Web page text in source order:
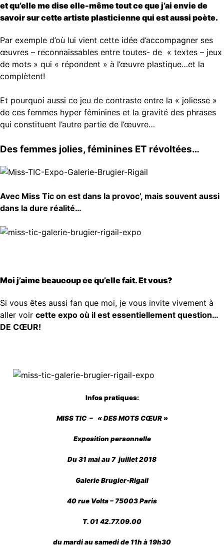
et qu’elle me dise elle-même tout ce que j’ai envie de
savoir sur cetteartiste plasticienne qui est aussi poète.
Par exemple d’où lui vient cette idée d’accompagner ses
œuvres – reconnaissables entre toutes- de « textes – jeux
de mots » qui « répondent » à l’œuvre plastique…et la
complètent!
Et pourquoi aussi ce jeu de contraste entre la « joliesse »
de ces femmes hyper féminines et la gravité des phrases
qui constituent l’autre partie de l’œuvre…
Des femmes jolies, féminines ET révoltées…
Avec Miss Tic on est dans la provoc’, mais souvent aussi
dans la dure réalité…
Moi j’aime beaucoup ce qu’elle fait. Et vous?
Si vous êtes aussi fan que moi, je vous invite vivement à
aller voir cette expo où il est essentiellement question…
DE CŒUR!
Infos pratiques:
MISS TIC – « DES MOTS CŒUR »
Exposition personnelle
Du 31 mai au 7 juillet 2018
Galerie Brugier-Rigail
40 rue Volta – 75003 Paris
T. 01 42.77.09.00
du mardi au samedi de 11h à 19h30